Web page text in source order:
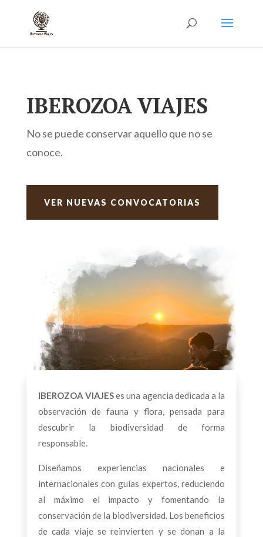
IBEROZOA VIAJES
No se puede conservar aquello que no se
conoce.
VER NUEVAS CONVOCATORIAS
IBEROZOA VIAJESes una agencia dedicada a la
observación de fauna y flora, pensada para
descubrir la biodiversidad de forma
responsable.
Diseñamos experiencias nacionales e
internacionales con guías expertos, reduciendo
al máximo el impacto y fomentando la
conservación de la biodiversidad. Los beneficios
de cada viaje se reinvierten y se donan a la